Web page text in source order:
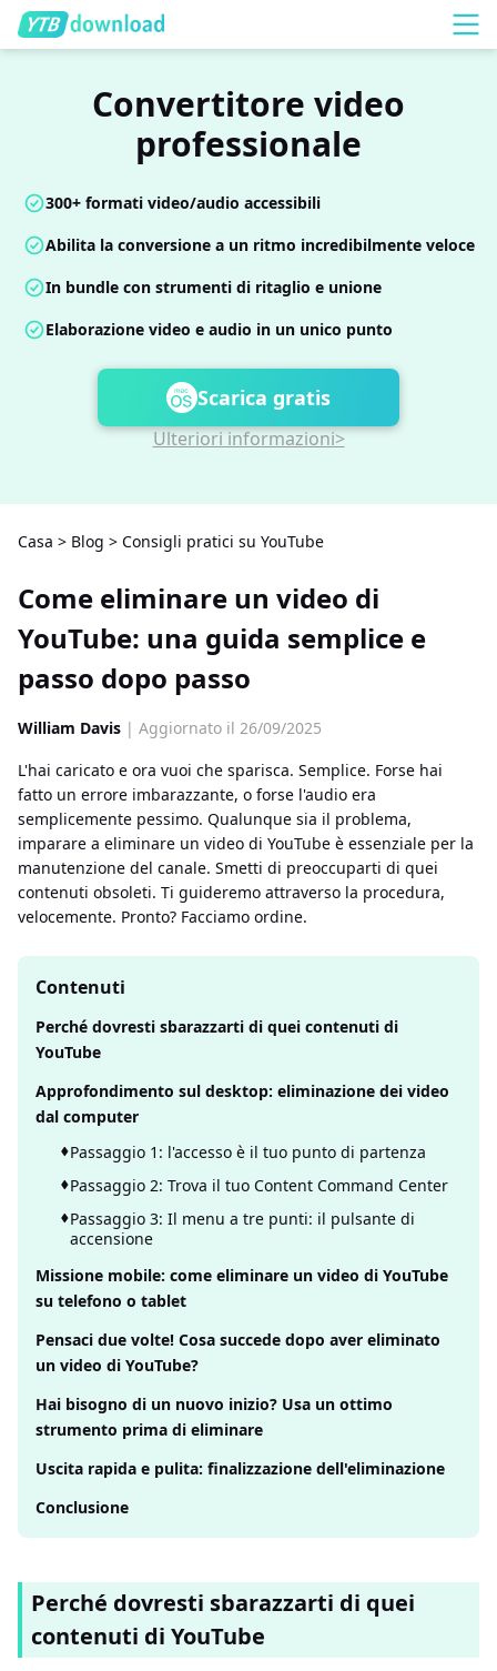
Convertitore video
professionale
300+ formati video/audio accessibili
Abilita la conversione a un ritmo incredibilmente veloce
In bundle con strumenti di ritaglio e unione
Elaborazione video e audio in un unico punto
Scarica gratis
Ulteriori informazioni>
Casa > Blog > Consigli pratici su YouTube
Come eliminare un video di
YouTube: una guida semplice e
passo dopo passo
William Davis | Aggiornato il 26/09/2025
L'hai caricato e ora vuoi che sparisca. Semplice. Forse hai
fatto un errore imbarazzante, o forse l'audio era
semplicemente pessimo. Qualunque sia il problema,
imparare a eliminare un video di YouTube è essenziale per la
manutenzione del canale. Smetti di preoccuparti di quei
contenuti obsoleti. Ti guideremo attraverso la procedura,
velocemente. Pronto? Facciamo ordine.
Contenuti
Perché dovresti sbarazzarti di quei contenuti di
YouTube
Approfondimento sul desktop: eliminazione dei video
dal computer
Passaggio 1: l'accesso è il tuo punto di partenza
Passaggio 2: Trova il tuo Content Command Center
Passaggio 3: Il menu a tre punti: il pulsante di
accensione
Missione mobile: come eliminare un video di YouTube
su telefono o tablet
Pensaci due volte! Cosa succede dopo aver eliminato
un video di YouTube?
Hai bisogno di un nuovo inizio? Usa un ottimo
strumento prima di eliminare
Uscita rapida e pulita: finalizzazione dell'eliminazione
Conclusione
Perché dovresti sbarazzarti di quei
contenuti di YouTube